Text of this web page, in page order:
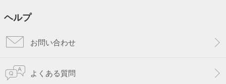
ヘルプ
お問い合わせ
よくある質問